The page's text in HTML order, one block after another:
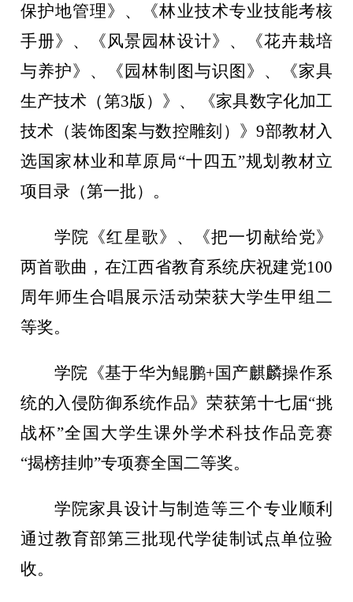
保护地管理》、《林业技术专业技能考核
手册》、《风景园林设计》、《花卉栽培
与养护》、《园林制图与识图》、《家具
生产技术（第3版）》、 《家具数字化加工
技术（装饰图案与数控雕刻）》9部教材入
选国家林业和草原局“十四五”规划教材立
项目录（第一批）。
学院《红星歌》、《把一切献给党》
两首歌曲，在江西省教育系统庆祝建党100
周年师生合唱展示活动荣获大学生甲组二
等奖。
学院《基于华为鲲鹏+国产麒麟操作系
统的入侵防御系统作品》荣获第十七届“挑
战杯”全国大学生课外学术科技作品竞赛
“揭榜挂帅”专项赛全国二等奖。
学院家具设计与制造等三个专业顺利
通过教育部第三批现代学徒制试点单位验
收。